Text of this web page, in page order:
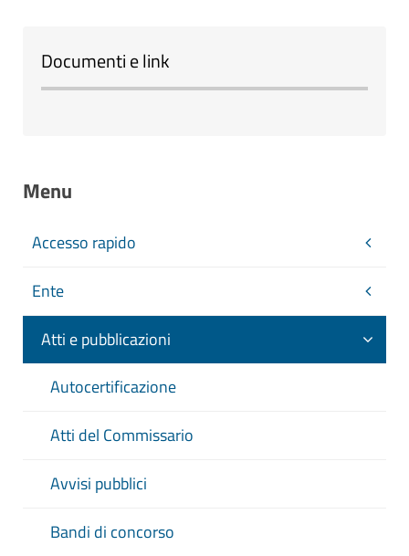
Documenti e link
Menu
Accesso rapido
Ente
Atti e pubblicazioni
Autocertificazione
Atti del Commissario
Avvisi pubblici
Bandi di concorso